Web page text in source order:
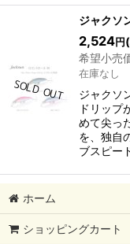
ジャクソ
2,524円
希望小売
在庫なし
ジャクソ
ドリップ
めて尖っ
を、独自
ブスピー
ホーム
ショッピングカート